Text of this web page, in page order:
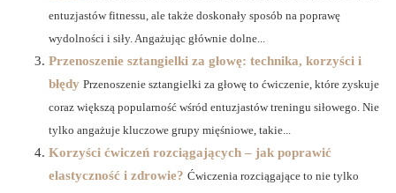
entuzjastów fitnessu, ale także doskonały sposób na poprawę
wydolności i siły. Angażując głównie dolne...
Przenoszenie sztangielki za głowę: technika, korzyści i
błędy Przenoszenie sztangielki za głowę to ćwiczenie, które zyskuje
coraz większą popularność wśród entuzjastów treningu siłowego. Nie
tylko angażuje kluczowe grupy mięśniowe, takie...
Korzyści ćwiczeń rozciągających – jak poprawić
elastyczność i zdrowie? Ćwiczenia rozciągające to nie tylko